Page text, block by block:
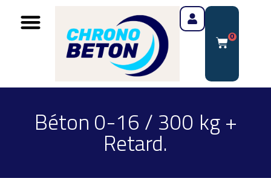
0
Béton 0-16 / 300 kg +
Retard.